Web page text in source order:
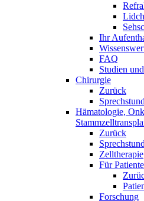
Ihr
FAQ
Studien
Chirurgie
Zurück
Hämatologie,
Zurück
Zelltherapie
Für
Forschung